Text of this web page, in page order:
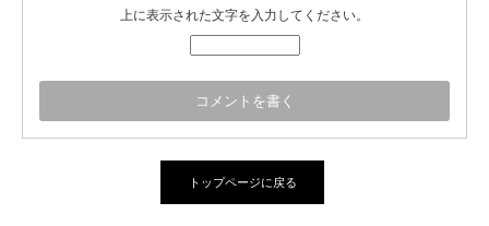
上に表示された文字を入力してください。
トップページに戻る